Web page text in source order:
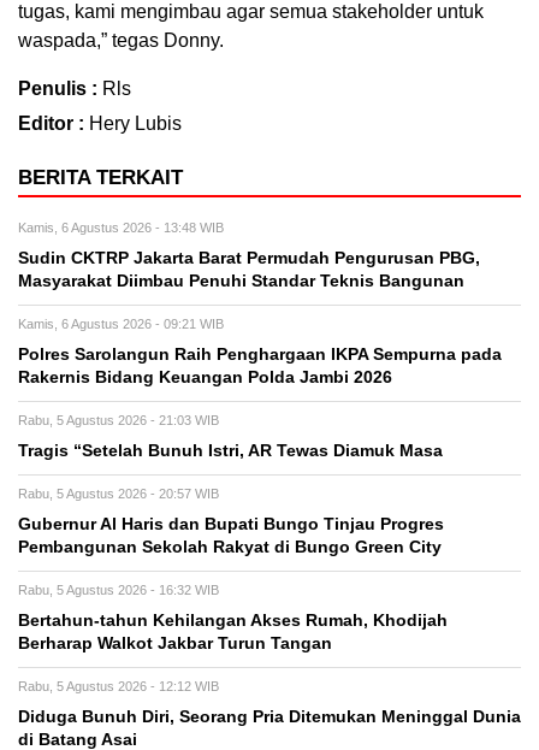
tugas, kami mengimbau agar semua stakeholder untuk
waspada,” tegas Donny.
Penulis : Rls
Editor : Hery Lubis
BERITA TERKAIT
Kamis, 6 Agustus 2026 - 13:48 WIB
Sudin CKTRP Jakarta Barat Permudah Pengurusan PBG,
Masyarakat Diimbau Penuhi Standar Teknis Bangunan
Kamis, 6 Agustus 2026 - 09:21 WIB
Polres Sarolangun Raih Penghargaan IKPA Sempurna pada
Rakernis Bidang Keuangan Polda Jambi 2026
Rabu, 5 Agustus 2026 - 21:03 WIB
Tragis “Setelah Bunuh Istri, AR Tewas Diamuk Masa
Rabu, 5 Agustus 2026 - 20:57 WIB
​Gubernur Al Haris dan Bupati Bungo Tinjau Progres
Pembangunan Sekolah Rakyat di Bungo Green City
Rabu, 5 Agustus 2026 - 16:32 WIB
Bertahun-tahun Kehilangan Akses Rumah, Khodijah
Berharap Walkot Jakbar Turun Tangan
Rabu, 5 Agustus 2026 - 12:12 WIB
Diduga Bunuh Diri, Seorang Pria Ditemukan Meninggal Dunia
di Batang Asai